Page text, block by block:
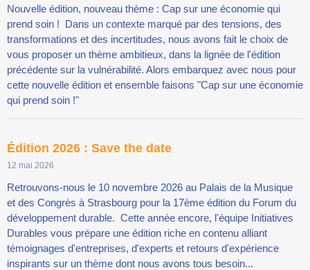
Nouvelle édition, nouveau thème : Cap sur une économie qui
prend soin ! Dans un contexte marqué par des tensions, des
transformations et des incertitudes, nous avons fait le choix de
vous proposer un thème ambitieux, dans la lignée de l'édition
précédente sur la vulnérabilité. Alors embarquez avec nous pour
cette nouvelle édition et ensemble faisons "Cap sur une économie
qui prend soin !"
Édition 2026 : Save the date
12 mai 2026
Retrouvons-nous le 10 novembre 2026 au Palais de la Musique
et des Congrès à Strasbourg pour la 17ème édition du Forum du
développement durable. Cette année encore, l'équipe Initiatives
Durables vous prépare une édition riche en contenu alliant
témoignages d'entreprises, d'experts et retours d'expérience
inspirants sur un thème dont nous avons tous besoin...